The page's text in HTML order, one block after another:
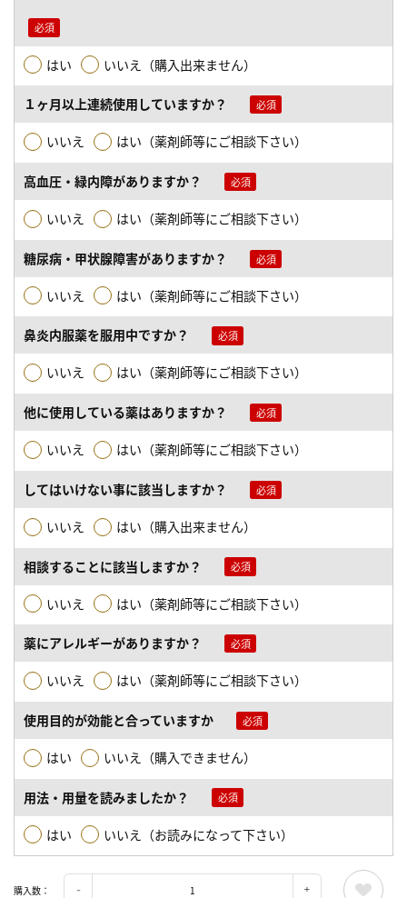
はい いいえ（購入出来ません）
１ヶ月以上連続使用していますか？
いいえ はい（薬剤師等にご相談下さい）
高血圧・緑内障がありますか？
いいえ はい（薬剤師等にご相談下さい）
糖尿病・甲状腺障害がありますか？
いいえ はい（薬剤師等にご相談下さい）
鼻炎内服薬を服用中ですか？
いいえ はい（薬剤師等にご相談下さい）
他に使用している薬はありますか？
いいえ はい（薬剤師等にご相談下さい）
してはいけない事に該当しますか？
いいえ はい（購入出来ません）
相談することに該当しますか？
いいえ はい（薬剤師等にご相談下さい）
薬にアレルギーがありますか？
いいえ はい（薬剤師等にご相談下さい）
使用目的が効能と合っていますか
はい いいえ（購入できません）
用法・用量を読みましたか？
はい いいえ（お読みになって下さい）
購入数：